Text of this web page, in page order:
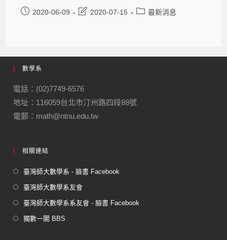
2020-06-09 2020-07-15 最新消息
數學系
電話：(02)7749-6576
地址：116059台北市汀州路四段88號
電郵：math@ntnu.edu.tw
相關連結
臺灣師大數學系 - 臉書 Facebook
臺灣師大數學系友會
臺灣師大數學系系友會 - 臉書 Facebook
獨數一閣 BBS